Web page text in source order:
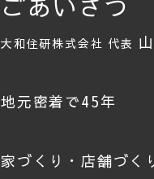
大和住研株式会社 代表
地元密着で45年
家づくり・店舗づく